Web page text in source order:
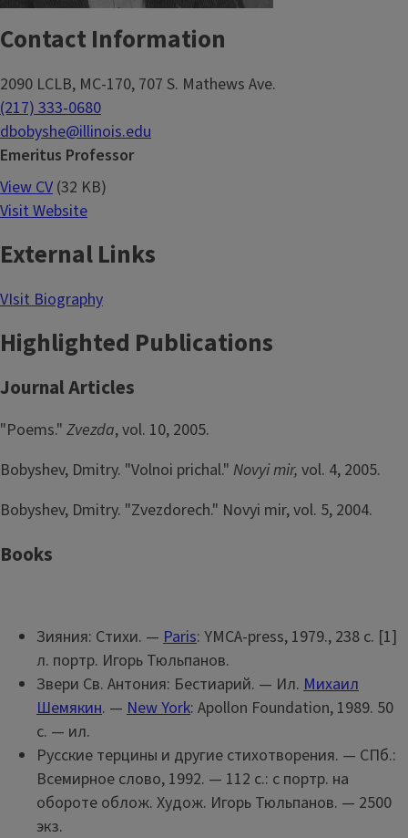
Contact Information
2090 LCLB, MC-170, 707 S. Mathews Ave.
(217) 333-0680
dbobyshe@illinois.edu
Emeritus Professor
View CV (32 KB)
Visit Website
External Links
VIsit Biography
Highlighted Publications
Journal Articles
"Poems." Zvezda, vol. 10, 2005.
Bobyshev, Dmitry. "Volnoi prichal." Novyi mir, vol. 4, 2005.
Bobyshev, Dmitry. "Zvezdorech." Novyi mir, vol. 5, 2004.
Books
Зияния: Стихи. — Paris: YMCA-press, 1979., 238 с. [1]
л. портр. Игорь Тюльпанов.
Звери Св. Антония: Бестиарий. — Ил. Михаил
Шемякин. — New York: Apollon Foundation, 1989. 50
с. — ил.
Русские терцины и другие стихотворения. — СПб.:
Всемирное слово, 1992. — 112 с.: с портр. на
обороте облож. Худож. Игорь Тюльпанов. — 2500
экз.